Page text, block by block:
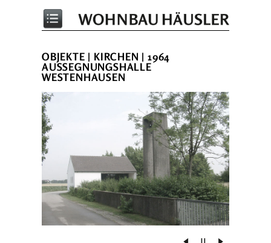
OBJEKTE | KIRCHEN | 1964
AUSSEGNUNGSHALLE
WESTENHAUSEN